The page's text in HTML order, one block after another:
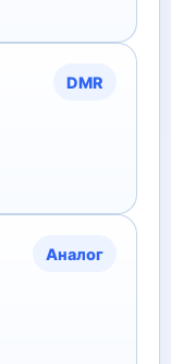
DMR
Аналог